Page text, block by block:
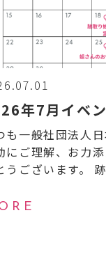
年7月イベ
も一般社団法人
にご理解、お力
うございます。
一覧】
7月16